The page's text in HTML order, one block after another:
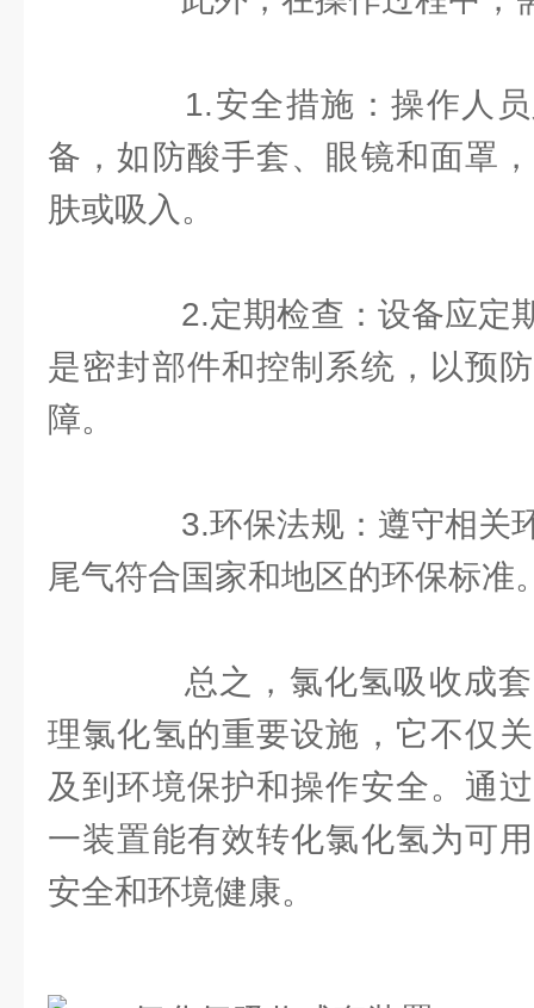
1.安全措施：操作人员
备，如防酸手套、眼镜和面罩
肤或吸入。
2.定期检查：设备应定
是密封部件和控制系统，以预
障。
3.环保法规：遵守相关
尾气符合国家和地区的环保标准
总之，氯化氢吸收成套
理氯化氢的重要设施，它不仅
及到环境保护和操作安全。通
一装置能有效转化氯化氢为可
安全和环境健康。